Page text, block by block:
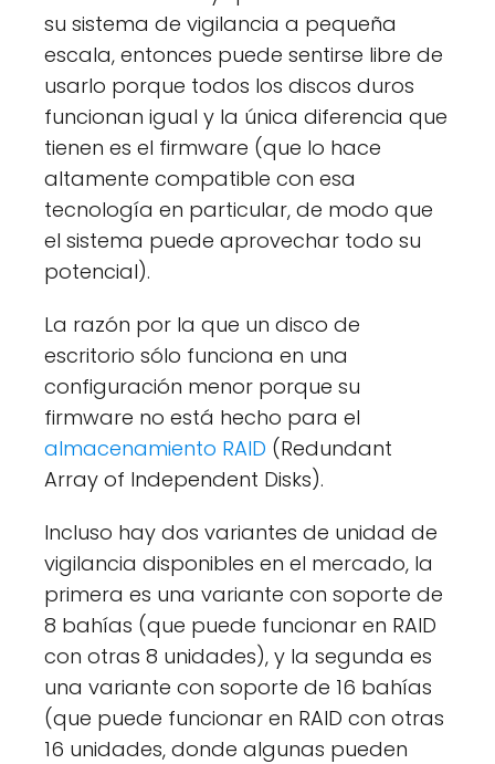
su sistema de vigilancia a pequeña
escala, entonces puede sentirse libre de
usarlo porque todos los discos duros
funcionan igual y la única diferencia que
tienen es el firmware (que lo hace
altamente compatible con esa
tecnología en particular, de modo que
el sistema puede aprovechar todo su
potencial).
La razón por la que un disco de
escritorio sólo funciona en una
configuración menor porque su
firmware no está hecho para el
almacenamiento RAID (Redundant
Array of Independent Disks).
Incluso hay dos variantes de unidad de
vigilancia disponibles en el mercado, la
primera es una variante con soporte de
8 bahías (que puede funcionar en RAID
con otras 8 unidades), y la segunda es
una variante con soporte de 16 bahías
(que puede funcionar en RAID con otras
16 unidades, donde algunas pueden